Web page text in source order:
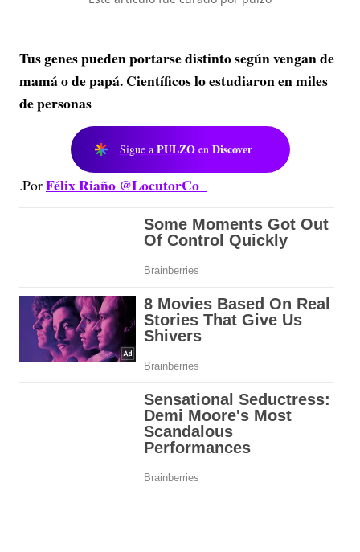
Tus genes pueden portarse distinto según vengan de
mamá o de papá. Científicos lo estudiaron en miles
de personas
Sigue a PULZO en Discover
.PorFélix Riaño @LocutorCo